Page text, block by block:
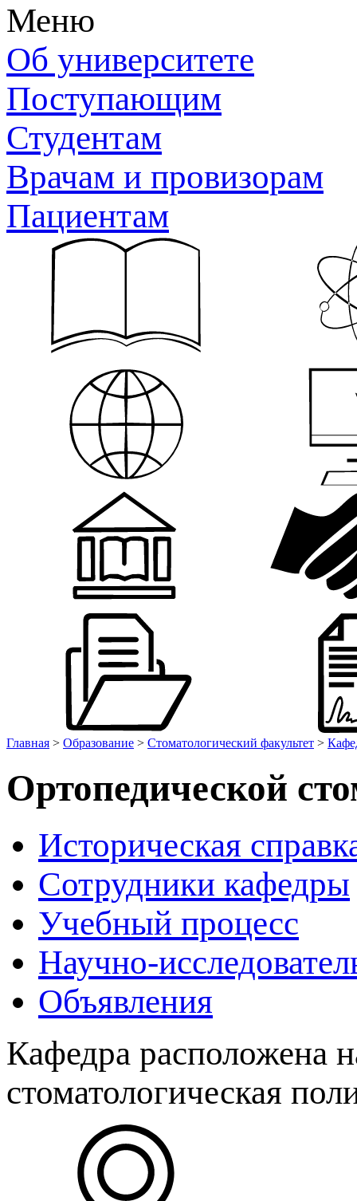
Меню
Об университете
Поступающим
Студентам
Врачам и провизорам
Пациентам
Главная > Образование > Стоматологический факультет >
Ортопедической
Историческая
Сотрудники кафедры
Учебный процесс
Научно-
Объявления
Кафедра расположена
стоматологическая